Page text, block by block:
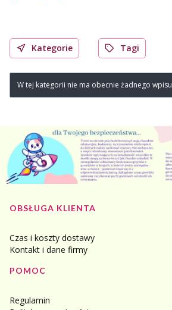
Kategorie Tagi
W tej kategorii nie ma obecnie żadnego wpisu
Linki w stopce
OBSŁUGA KLIENTA
Czas i koszty dostawy
Kontakt i dane firmy
POMOC
Regulamin